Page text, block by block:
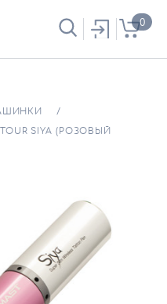
0
SIYA (РОЗОВЫЙ